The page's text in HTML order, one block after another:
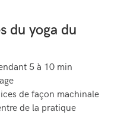
du yoga du
5 à 10 min
de façon machinale
de la pratique